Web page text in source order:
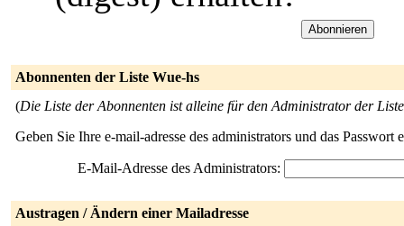
Abonnenten der Liste Wue-hs
(Die Liste der Abonnenten ist alleine für den Administrator der
Geben Sie Ihre e-mail-adresse des administrators und das
E-Mail-Adresse des Administrators:
Austragen / Ändern einer Mailadresse